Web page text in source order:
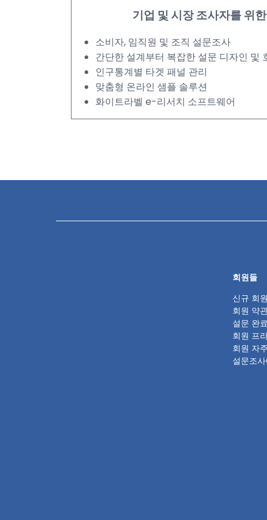
기업 및 시장 조사자를 위
소비자, 임직원 및 조직 설문조사
간단한 설계부터 복잡한 설문 디자인 및
인구통계별 타겟 패널 관리
맞춤형 온라인 샘플 솔루션
화이트라벨 e-리서치 소프트웨어
회원들
신규 회
회원 약
설문 완
회원 프
회원 자
설문조